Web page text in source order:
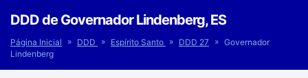
DDD de Governador Lindenberg, ES
Página Inicial » DDD » Espírito Santo » DDD 27 » Governador
Lindenberg